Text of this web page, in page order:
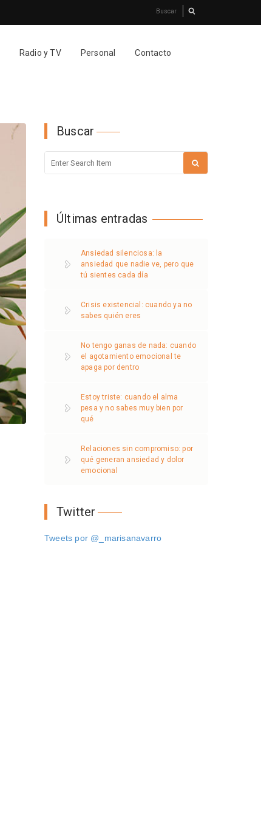
Radio y TV Personal Contacto
Buscar
Últimas entradas
Ansiedad silenciosa: la
ansiedad que nadie ve, pero que
tú sientes cada día
Crisis existencial: cuando ya no
sabes quién eres
No tengo ganas de nada: cuando
el agotamiento emocional te
apaga por dentro
Estoy triste: cuando el alma
pesa y no sabes muy bien por
qué
Relaciones sin compromiso: por
qué generan ansiedad y dolor
emocional
Twitter
Tweets por @_marisanavarro